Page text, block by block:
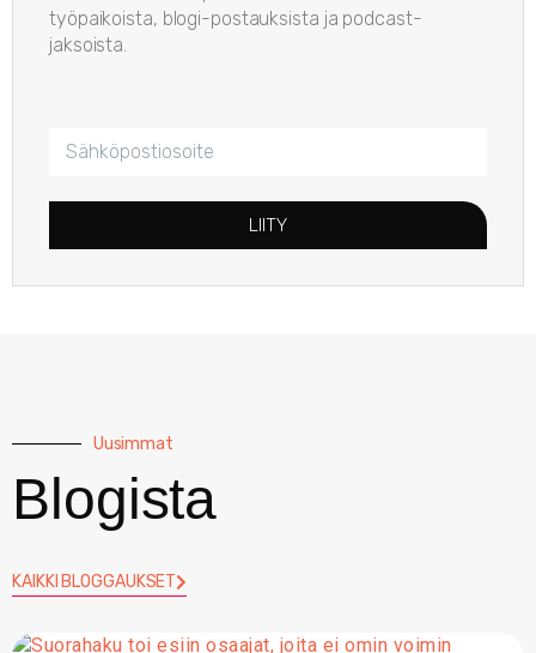
työpaikoista, blogi-postauksista ja podcast-
jaksoista.
LIITY
Uusimmat
Blogista
KAIKKI BLOGGAUKSET